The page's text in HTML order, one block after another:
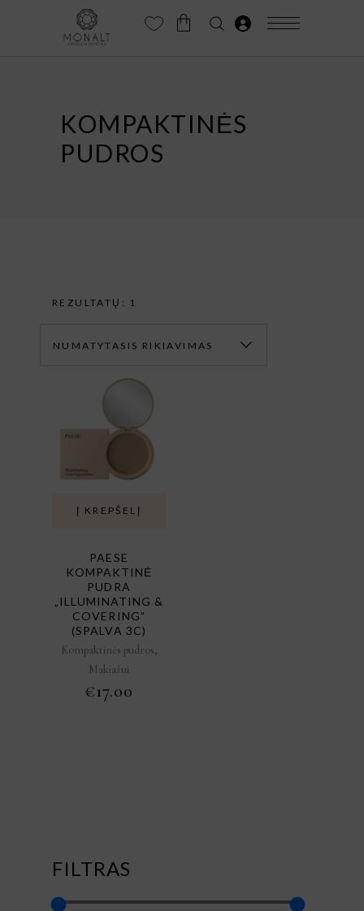
KOMPAKTINĖS
PUDROS
REZULTATŲ: 1
NUMATYTASIS RIKIAVIMAS
Į KREPŠELĮ
PAESE
KOMPAKTINĖ
PUDRA
„ILLUMINATING &
COVERING”
(SPALVA 3C)
Kompaktinės pudros,
Makiažui
€17.00
FILTRAS